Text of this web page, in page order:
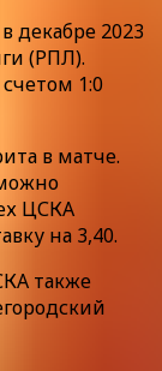
декабре 2023
(РПЛ).
1:0
в матче.
ЦСКА
на 3,40.
также